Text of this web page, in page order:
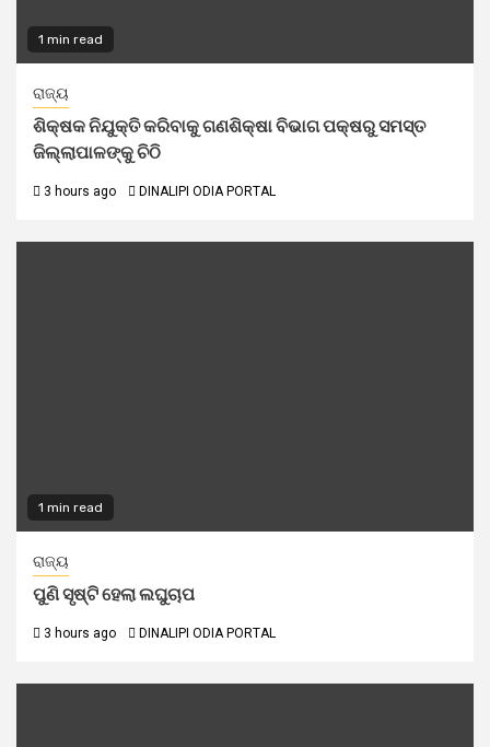
1 min read
ରାଜ୍ୟ
ଶିକ୍ଷକ ନିଯୁକ୍ତି କରିବାକୁ ଗଣଶିକ୍ଷା ବିଭାଗ ପକ୍ଷରୁ ସମସ୍ତ
ଜିଲ୍ଲାପାଳଙ୍କୁ ଚିଠି
3 hours ago DINALIPI ODIA PORTAL
1 min read
ରାଜ୍ୟ
ପୁଣି ସୃଷ୍ଟି ହେଲା ଲଘୁଚାପ
3 hours ago DINALIPI ODIA PORTAL